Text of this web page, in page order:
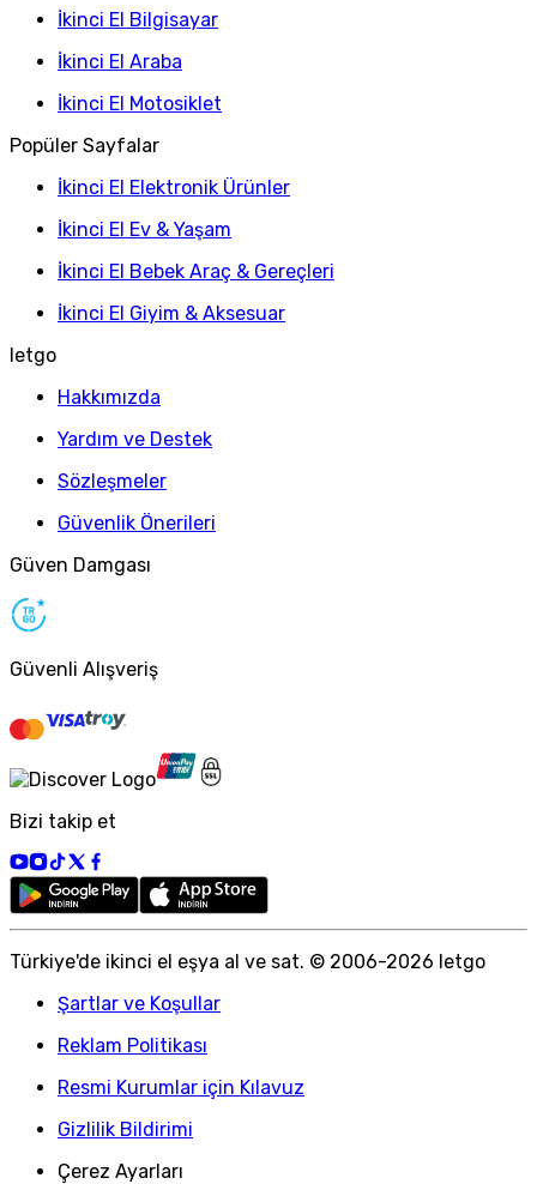
İkinci El Bilgisayar
İkinci El Araba
İkinci El Motosiklet
Popüler Sayfalar
İkinci El Elektronik Ürünler
İkinci El Ev & Yaşam
İkinci El Bebek Araç & Gereçleri
İkinci El Giyim & Aksesuar
letgo
Hakkımızda
Yardım ve Destek
Sözleşmeler
Güvenlik Önerileri
Güven Damgası
Güvenli Alışveriş
Bizi takip et
Türkiye'de ikinci el eşya al ve sat. © 2006-2026 letgo
Şartlar ve Koşullar
Reklam Politikası
Resmi Kurumlar için Kılavuz
Gizlilik Bildirimi
Çerez Ayarları